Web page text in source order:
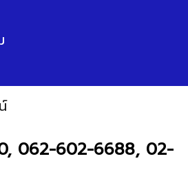
062-602-6688, 02-